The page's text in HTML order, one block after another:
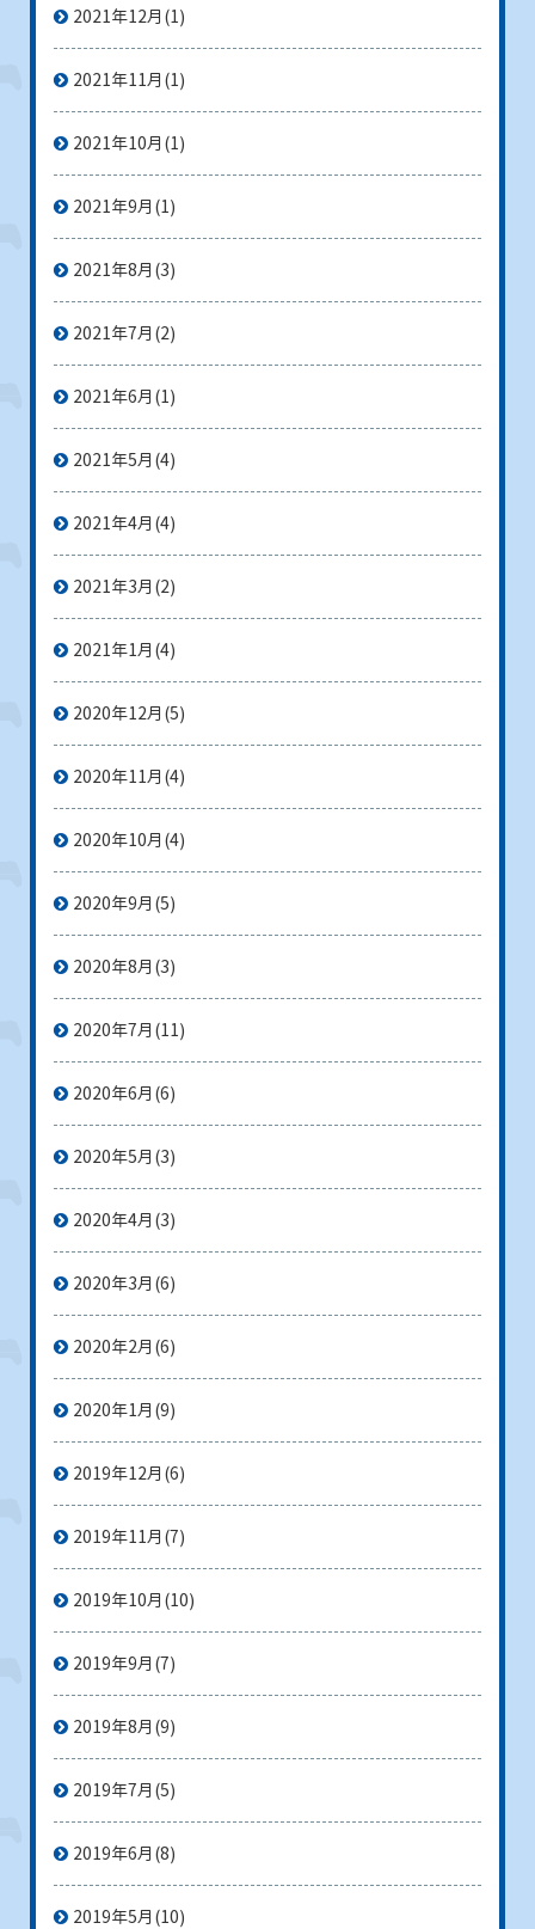
2021年12月 (1)
2021年11月 (1)
2021年10月 (1)
2021年9月 (1)
2021年8月 (3)
2021年7月 (2)
2021年6月 (1)
2021年5月 (4)
2021年4月 (4)
2021年3月 (2)
2021年1月 (4)
2020年12月 (5)
2020年11月 (4)
2020年10月 (4)
2020年9月 (5)
2020年8月 (3)
2020年7月 (11)
2020年6月 (6)
2020年5月 (3)
2020年4月 (3)
2020年3月 (6)
2020年2月 (6)
2020年1月 (9)
2019年12月 (6)
2019年11月 (7)
2019年10月 (10)
2019年9月 (7)
2019年8月 (9)
2019年7月 (5)
2019年6月 (8)
2019年5月 (10)